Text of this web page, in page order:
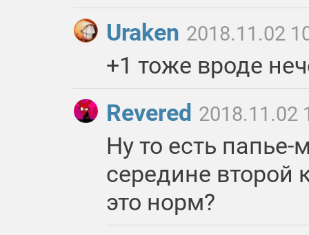
Uraken 2018.11.02
+1 тоже вроде
Revered 2018.11.02
Ну то есть
середине второй
это норм?